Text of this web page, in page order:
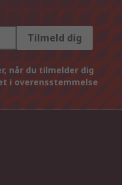
Tilmeld dig
når du tilmelder dig
i overensstemmelse